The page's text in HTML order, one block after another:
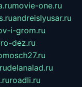
movie-one.ru
andreislyusar.ru
i-grom.ru
dez.ru
delanalad.ru
roadli.ru